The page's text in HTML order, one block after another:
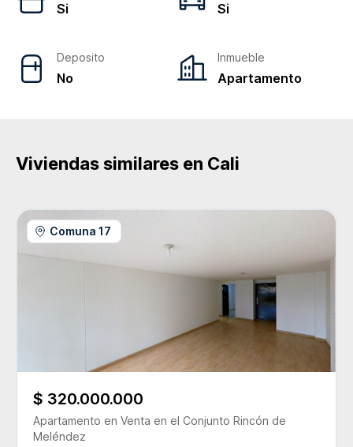
Si Si
Deposito
No
Inmueble
Apartamento
Viviendas similares en Cali
Comuna 17
$ 320.000.000
Apartamento en Venta en el Conjunto Rincón de
Meléndez